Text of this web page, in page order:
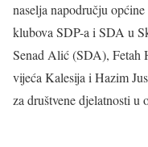
naselja napodručju
klubova SDP-a i SDA u
Senad Alić (SDA), Fetah
vijeća Kalesija i Hazim
za društvene djelatnosti u